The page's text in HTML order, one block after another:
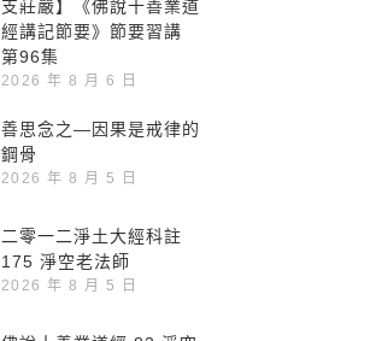
支莊嚴】《佛說十善業道
經講記節要》節要習講
第96集
2026 年 8 月 6 日
善思念之—因果是戒律的
鋼骨
2026 年 8 月 5 日
二零一二淨土大經科註
175 淨空老法師
2026 年 8 月 5 日